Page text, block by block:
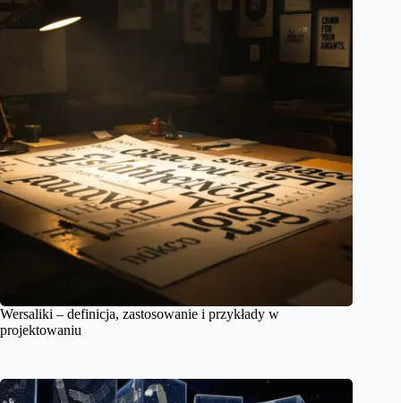
Wersaliki – definicja, zastosowanie i przykłady w
projektowaniu